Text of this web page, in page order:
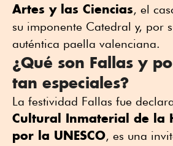
Artes y las Ciencias, el
su imponente Catedral y, por
auténtica paella valenciana.
¿Qué son Fallas y
tan especiales?
La festividad Fallas fue
Cultural Inmaterial de la
por la UNESCO, es una